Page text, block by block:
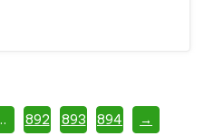
892 893 894 →